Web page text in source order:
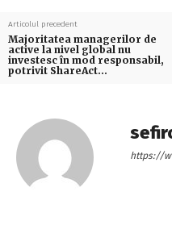
Articolul precedent
Majoritatea managerilor de
active la nivel global nu
investesc în mod responsabil,
potrivit ShareAct…
https://